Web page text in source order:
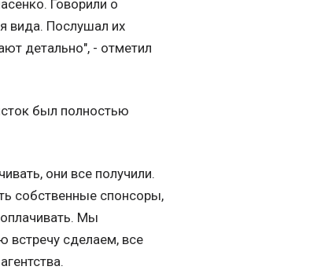
Говорили о
вида. Послушал их
детально", - отметил
был полностью
они все получили.
собственные спонсоры,
Мы
встречу сделаем, все